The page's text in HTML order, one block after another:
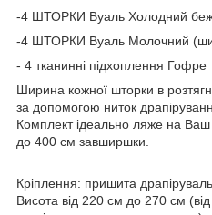
-4 ШТОРКИ Вуаль Холодний
-4 ШТОРКИ Вуаль Молочний
- 4 тканинні підхоплення Гофре
Ширина кожної шторки в
за допомогою ниток
Комплект ідеально ляже на
до 400 см завширшки.
Кріплення: пришита
Висота від 220 см до 270 см